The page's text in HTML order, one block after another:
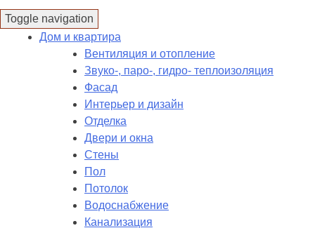
Toggle navigation
Дом и квартира
Вентиляция и отопление
Звуко-, паро-, гидро- теплоизоляция
Фасад
Интерьер и дизайн
Отделка
Двери и окна
Стены
Пол
Потолок
Водоснабжение
Канализация